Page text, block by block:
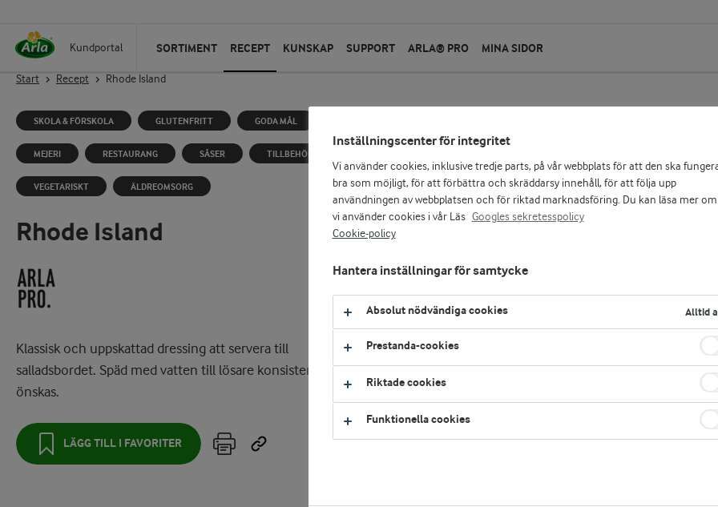
Kundportal SORTIMENT RECEPT KUNSKAP SUPPORT ARLA® PRO MINA SIDOR
Start Recept Rhode Island
SKOLA & FÖRSKOLA GLUTENFRITT GODA MÅL
MEJERI RESTAURANG SÅSER TILLBEHÖR
VEGETARISKT ÄLDREOMSORG
Rhode Island
Klassisk och uppskattad dressing att servera till
salladsbordet. Späd med vatten till lösare konsistens om det
önskas.
LÄGG TILL I FAVORITER
Inställningscenter för integritet
Vi använder cookies, inklusive tredje parts, på vår webbplats för att den ska
bra som möjligt, för att förbättra och skräddarsy innehåll, för att följa upp
användningen av webbplatsen och för riktad marknadsföring. Du kan läsa mer
vi använder cookies i vår Läs Googles sekretesspolicy
Cookie-policy
Hantera inställningar för samtycke
Absolut nödvändiga cookies Alltid
Prestanda-cookies
Riktade cookies
Funktionella cookies